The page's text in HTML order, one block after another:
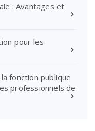
: Avantages et
pour les
fonction publique
professionnels de